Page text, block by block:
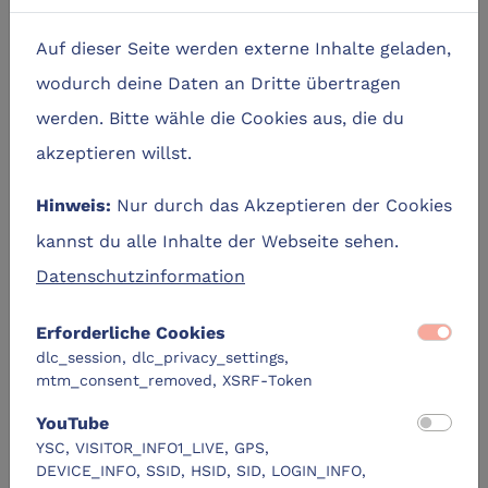
Auf dieser Seite werden externe Inhalte geladen,
wodurch deine Daten an Dritte übertragen
werden. Bitte wähle die Cookies aus, die du
akzeptieren willst.
Hinweis: Nur durch das Akzeptieren der Cookies
kannst du alle Inhalte der Webseite sehen.
Datenschutzinformation
Erforderliche Cookies
dlc_session, dlc_privacy_settings,
mtm_consent_removed, XSRF-Token
YouTube
YSC, VISITOR_INFO1_LIVE, GPS,
DEVICE_INFO, SSID, HSID, SID, LOGIN_INFO,
Zielgruppe(n)
Das Seminar richtet sich sowohl an Einsteiger, die
gerade erst anfangen sich mit dem Thema
Musikproduktion zu beschäftigen, als auch an
bereits Fortgeschrittene, die ihre Kenntnisse auf
diesem Gebiet noch erweitern möchten
Lernziele
Wissen zur modernen Musikproduktion
Wissen zur nötigen Hardware und Software
Einführung in die DAW (Digitale Audio
Workstation) Ableton
Kenntnissvermittlung zur Aufnahme und